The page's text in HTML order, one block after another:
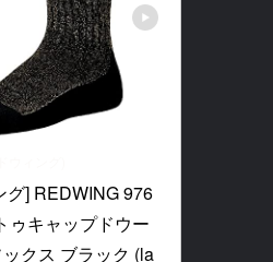
グ] REDWING 976
ゥキャップドウー
クス ブラック (la